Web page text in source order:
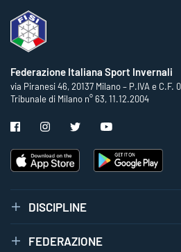
Federazione Italiana Sport Invernali
via Piranesi 46, 20137 Milano – P.IVA e C.F.
Tribunale di Milano n° 63, 11.12.2004
DISCIPLINE
FEDERAZIONE